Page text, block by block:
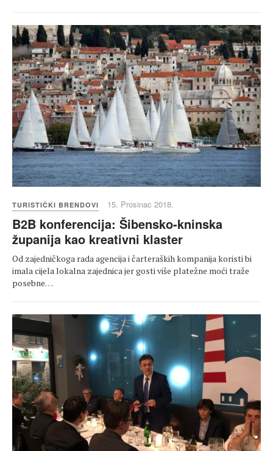
TURISTIČKI BRENDOVI 15. Prosinac 2018.
B2B konferencija: Šibensko-kninska
županija kao kreativni klaster
Od zajedničkoga rada agencija i čarteraških kompanija koristi bi
imala cijela lokalna zajednica jer gosti više platežne moći traže
posebne…